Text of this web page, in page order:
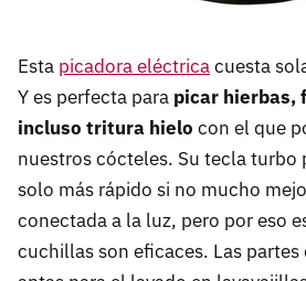
Esta picadora eléctricacuesta
Y es perfecta para picar hierbas,
incluso tritura hielo con el que
nuestros cócteles. Su tecla turbo
solo más rápido si no mucho
conectada a la luz, pero por eso
cuchillas son eficaces. Las